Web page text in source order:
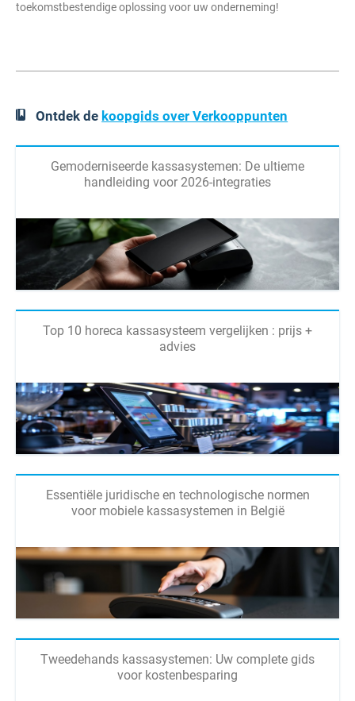
toekomstbestendige oplossing voor uw onderneming!
Ontdek de koopgids over Verkooppunten
Gemoderniseerde kassasystemen: De ultieme
handleiding voor 2026-integraties
Top 10 horeca kassasysteem vergelijken : prijs +
advies
Essentiële juridische en technologische normen
voor mobiele kassasystemen in België
Tweedehands kassasystemen: Uw complete gids
voor kostenbesparing